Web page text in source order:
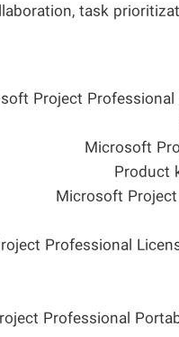
task
Project Professional
Microsoft
Product
Microsoft
Professional
Professional